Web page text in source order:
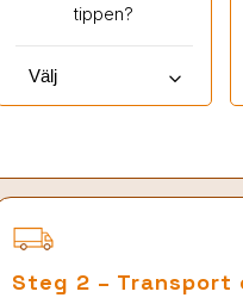
tippen?
keyboard_arrow_down
Steg 2 – Transport